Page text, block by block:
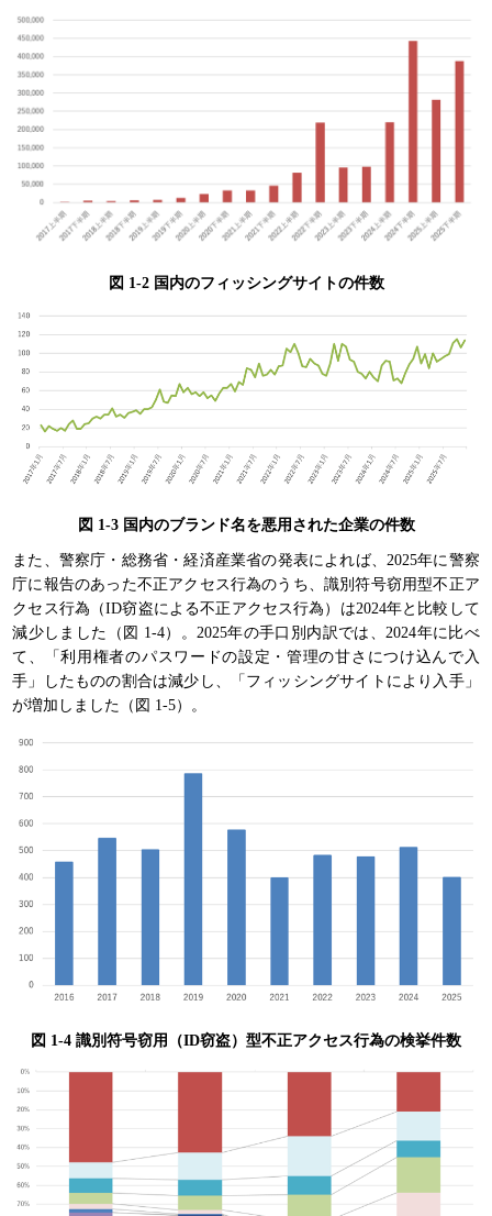
図 1-2 国内のフィッシングサイトの件数
図 1-3 国内のブランド名を悪用された企業の件数
また、警察庁・総務省・経済産業省の発表によれば、2025年に警察
庁に報告のあった不正アクセス行為のうち、識別符号窃用型不正ア
クセス行為（ID窃盗による不正アクセス行為）は2024年と比較して
減少しました（図 1-4）。2025年の手口別内訳では、2024年に比べ
て、「利用権者のパスワードの設定・管理の甘さにつけ込んで入
手」したものの割合は減少し、「フィッシングサイトにより入手」
が増加しました（図 1-5）。
図 1-4 識別符号窃用（ID窃盗）型不正アクセス行為の検挙件数